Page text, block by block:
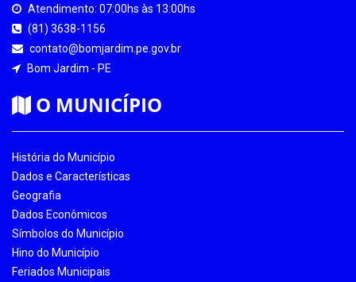
Atendimento: 07:00hs às 13:00hs
(81) 3638-1156
contato@bomjardim.pe.gov.br
Bom Jardim - PE
O MUNICÍPIO
História do Município
Dados e Características
Geografia
Dados Econômicos
Símbolos do Município
Hino do Município
Feriados Municipais